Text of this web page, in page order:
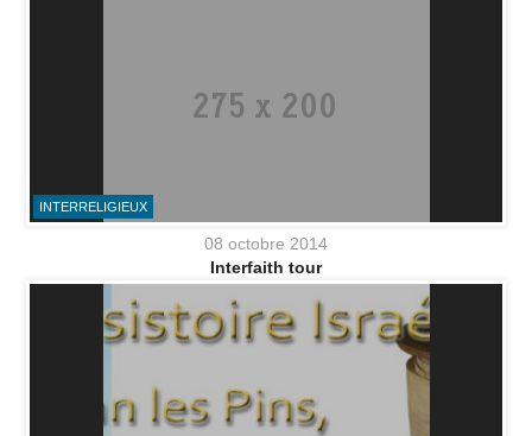
INTERRELIGIEUX
08 octobre 2014
Interfaith tour